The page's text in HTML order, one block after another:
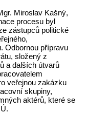
Miroslav Kašný,
procesu byl
zástupců politické
Odbornou přípravu
složený z
a dalších útvarů
veřejnou zakázku
skupiny,
aktérů, které se